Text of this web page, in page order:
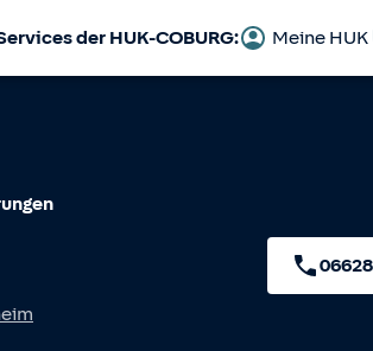
der HUK-COBURG: Meine HUK